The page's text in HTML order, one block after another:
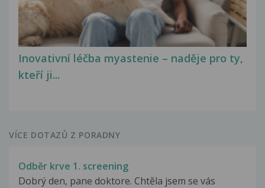
Inovativní léčba myastenie – naděje pro ty,
kteří ji...
VÍCE DOTAZŮ Z PORADNY
Odběr krve 1. screening
Dobrý den, pane doktore. Chtěla jsem se vás